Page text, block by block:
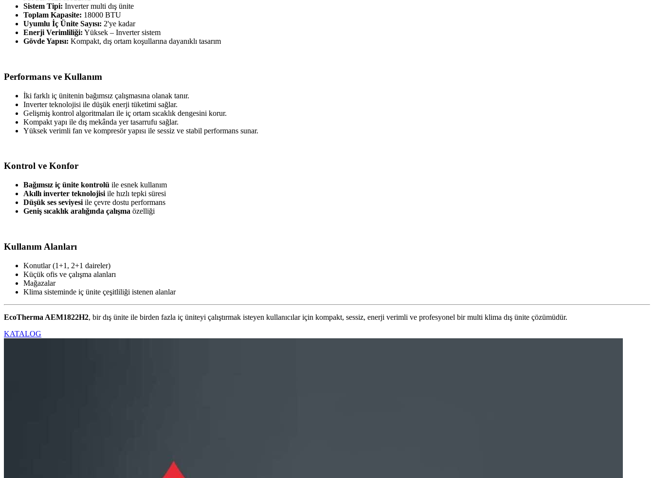
Sistem Tipi: Inverter multi dış ünite
Toplam Kapasite: 18000 BTU
Uyumlu İç Ünite Sayısı: 2'ye kadar
Enerji Verimliliği: Yüksek – Inverter sistem
Gövde Yapısı: Kompakt, dış ortam koşullarına dayanıklı tasarım
Performans ve Kullanım
İki farklı iç ünitenin bağımsız çalışmasına olanak tanır.
Inverter teknolojisi ile düşük enerji tüketimi sağlar.
Gelişmiş kontrol algoritmaları ile iç ortam sıcaklık dengesini korur.
Kompakt yapı ile dış mekânda yer tasarrufu sağlar.
Yüksek verimli fan ve kompresör yapısı ile sessiz ve stabil performans sunar.
Kontrol ve Konfor
Bağımsız iç ünite kontrolü ile esnek kullanım
Akıllı inverter teknolojisi ile hızlı tepki süresi
Düşük ses seviyesi ile çevre dostu performans
Geniş sıcaklık aralığında çalışma özelliği
Kullanım Alanları
Konutlar (1+1, 2+1 daireler)
Küçük ofis ve çalışma alanları
Mağazalar
Klima sisteminde iç ünite çeşitliliği istenen alanlar
EcoTherma AEM1822H2, bir dış ünite ile birden fazla iç üniteyi çalıştırmak isteyen kullanıcılar için kompakt, sessiz, enerji verimli ve profesyonel bir multi klima dış ünite çözümüdür.
KATALOG